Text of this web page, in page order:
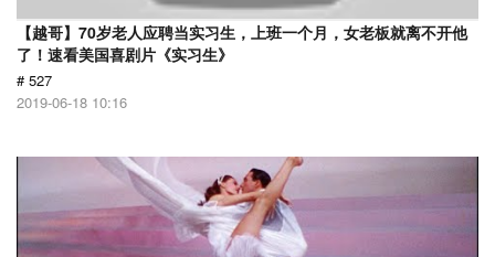
【越哥】70岁老人应聘当实习生，上班一个月，女老板就离不开他
了！速看美国喜剧片《实习生》
# 527
2019-06-18 10:16